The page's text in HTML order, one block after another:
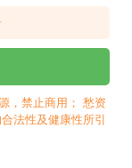
，禁止商用； 愁资
法性及健康性所引